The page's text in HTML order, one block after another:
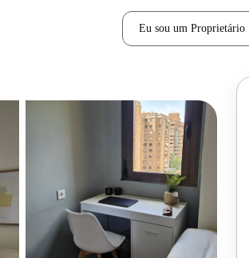
Eu sou um Proprietário